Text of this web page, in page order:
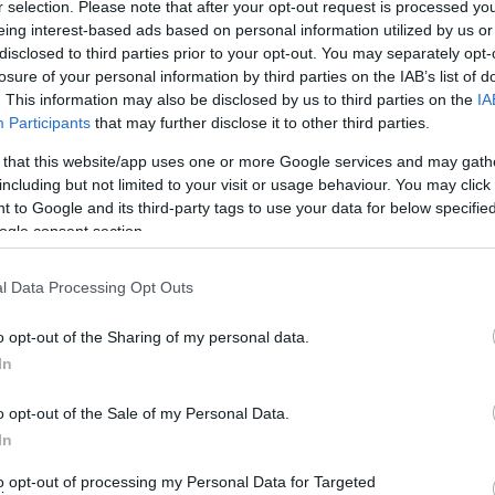
selection. Please note that after your opt-out request is processed
interest-based ads based on personal information utilized by us
to third parties prior to your opt-out. You may separately
of your personal information by third parties on the IAB’s list of
This information may also be disclosed by us to third parties on the
Participants that may further disclose it to other third parties.
that this website/app uses one or more Google services and may
but not limited to your visit or usage behaviour. You may
to Google and its third-party tags to use your data for below
consent section.
Data Processing Opt Outs
opt-out of the Sharing of my personal data.
opt-out of the Sale of my Personal Data.
opt-out of processing my Personal Data for Targeted
προσεκτικά φωτιά σε ένα ξέφωτο και ζεσταίναμε το
οπότε εάν έβρεχε φεύγαμε, ενώ αν δεν έβρεχε
δυο ξαπλώστρες στην αντίθετη πλευρά. Ο Πέρις
ξαπλώστρες κολλητά του. Οι φίλοι μας ήταν ο
και η Γιούλα Λοχαγός Υγειονομικού.
έλεγε ΑΝΔΡΟ. Πήγαμε στην Ραφήνα περάσαμε
που ερχόταν μόνο το καλοκαίρι. Αφού
Μετά ανεβήκαμε σπίτι και με την κουβέντα
ολόκληρη την μέρα χωρίς να το καταλάβουμε.
Μαύρα σύννεφα, αέρας (δεν χρειάζεται να πω
άρχισε μια γερή καταιγίδα. Εμείς είχαμε
έλεγε πεζοπορία προς τον Φάρο. Το πλοίο θα
είχε απαγορευτικό, όμως όταν του είπαμε ότι
στο Γαύριο, μήπως πέσει ο αέρας και